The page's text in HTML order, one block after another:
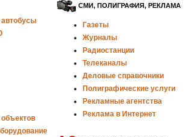
СМИ, ПОЛИГРАФИЯ, РЕКЛАМА
Газеты
Журналы
Радиостанции
Телеканалы
Деловые справочники
Полиграфические услуги
Рекламные агентства
Реклама в Интернет